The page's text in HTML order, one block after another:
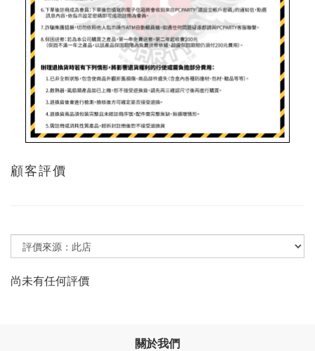
顧客評價
尚未有任何評價
關於我們